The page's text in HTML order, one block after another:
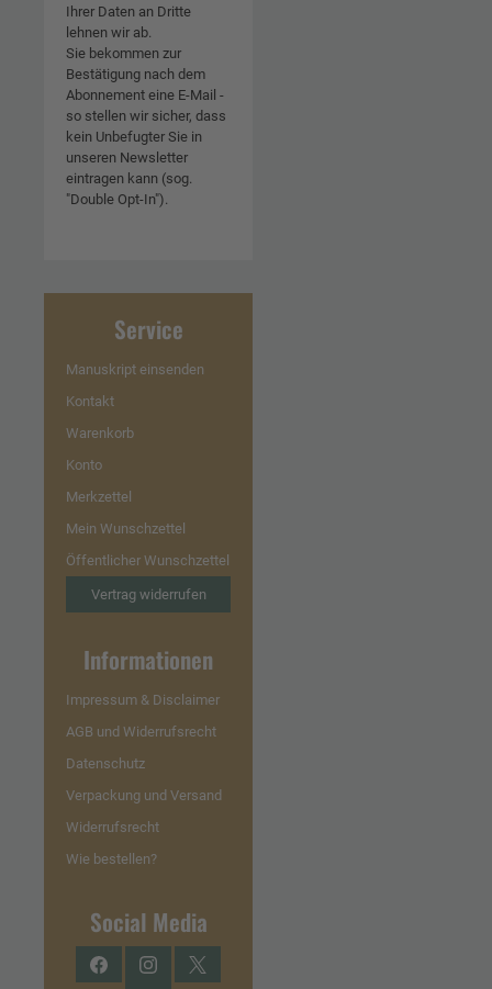
Ihrer Daten an Dritte
lehnen wir ab.
Sie bekommen zur
Bestätigung nach dem
Abonnement eine E-Mail -
so stellen wir sicher, dass
kein Unbefugter Sie in
unseren Newsletter
eintragen kann (sog.
"Double Opt-In").
Service
Manuskript einsenden
Kontakt
Warenkorb
Konto
Merkzettel
Mein Wunschzettel
Öffentlicher Wunschzettel
Vertrag widerrufen
Informationen
Impressum & Disclaimer
AGB und Widerrufsrecht
Datenschutz
Verpackung und Versand
Widerrufsrecht
Wie bestellen?
Social Media
FacebookInstagramTwitter